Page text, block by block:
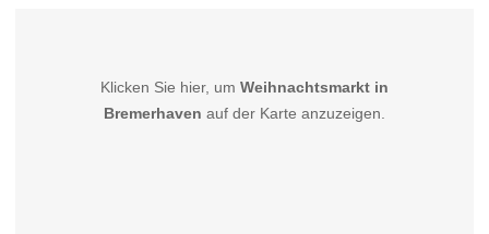
Klicken Sie hier, um Weihnachtsmarkt in
Bremerhaven auf der Karte anzuzeigen.